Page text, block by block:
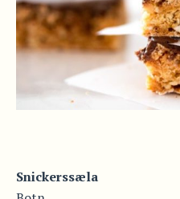
Snickerssæla